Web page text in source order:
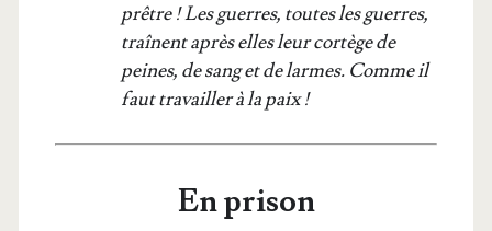
prêtre ! Les guerres, toutes les guerres,
traînent après elles leur cor­tège de
peines, de sang et de larmes. Comme il
faut tra­vailler à la paix !
En prison